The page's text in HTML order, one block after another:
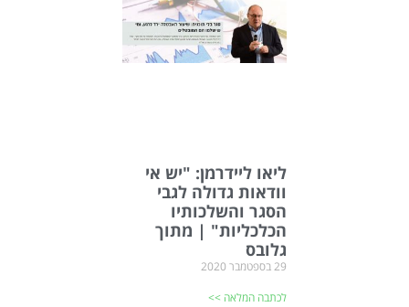
ליאו ליידרמן: "יש אי
וודאות גדולה לגבי
הסגר והשלכותיו
הכלכליות" | מתוך
גלובס
29 בספטמבר 2020
לכתבה המלאה >>